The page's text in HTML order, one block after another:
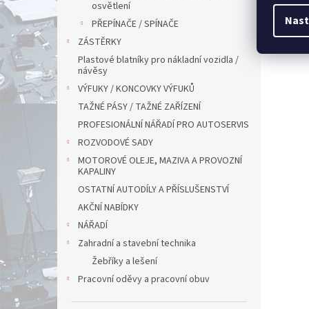
osvětlení
PŘEPÍNAČE / SPÍNAČE
ZÁSTĚRKY
Plastové blatníky pro nákladní vozidla /
návěsy
VÝFUKY / KONCOVKY VÝFUKŮ
TAŽNÉ PÁSY / TAŽNÉ ZAŘÍZENÍ
PROFESIONÁLNÍ NÁŘADÍ PRO AUTOSERVIS
ROZVODOVÉ SADY
MOTOROVÉ OLEJE, MAZIVA A PROVOZNÍ
KAPALINY
OSTATNÍ AUTODÍLY A PŘÍSLUŠENSTVÍ
AKČNÍ NABÍDKY
NÁŘADÍ
Zahradní a stavební technika
Žebříky a lešení
Pracovní oděvy a pracovní obuv